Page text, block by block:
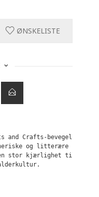
ØNSKELISTE
and Crafts-bevegelsens
og litterære
en stor kjærlighet til